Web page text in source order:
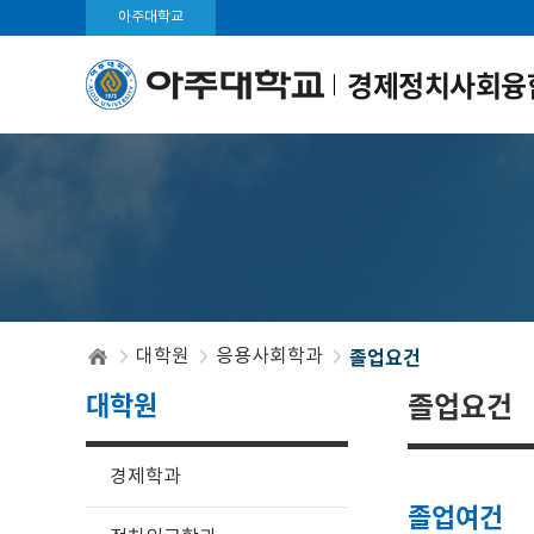
아주대학교
경제정치사회
대학원 응용사회학과 졸업요건
대학원
경제학과
졸업요건
졸업여건